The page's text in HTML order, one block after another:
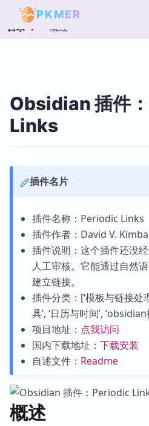
PKMER
目录 概述
Obsidian 插件
Links
插件名片
插件名称：Periodic Links
插件作者：David V.
插件说明：这个插件还没
人工审核。它能通过自然
建立链接。
插件分类：[‘模板与链接处
具’, ‘日历与时间’, ‘obsidian
项目地址： 点我访问
国内下载地址： 下载安装
自述文件： Readme
概述